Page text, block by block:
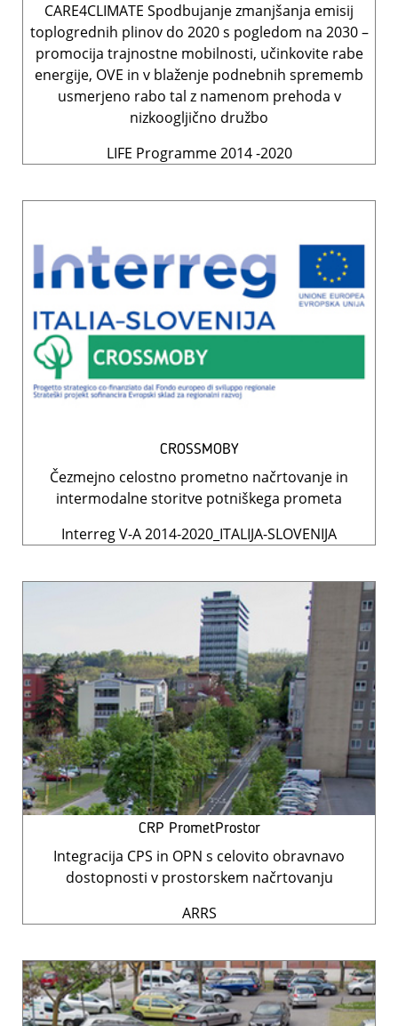
CARE4CLIMATE Spodbujanje zmanjšanja emisij
toplogrednih plinov do 2020 s pogledom na 2030 –
promocija trajnostne mobilnosti, učinkovite rabe
energije, OVE in v blaženje podnebnih sprememb
usmerjeno rabo tal z namenom prehoda v
nizkoogljično družbo
LIFE Programme 2014 -2020
CROSSMOBY
Čezmejno celostno prometno načrtovanje in
intermodalne storitve potniškega prometa
Interreg V-A 2014-2020_ITALIJA-SLOVENIJA
CRP PrometProstor
Integracija CPS in OPN s celovito obravnavo
dostopnosti v prostorskem načrtovanju
ARRS